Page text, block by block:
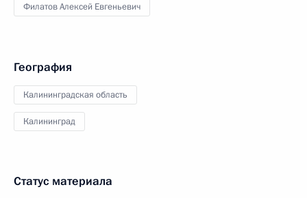
Филатов Алексей Евгеньевич
География
Калининградская область
Калининград
Статус материала